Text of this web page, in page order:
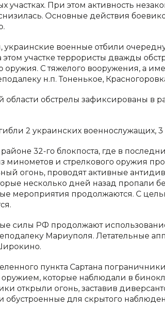
участках. При этом активность
Основные действия
украинские военные отбили
участке террористы дважды
оружия. С тяжелого вооружения, а
н.п. Тоненькое,
области обстрелы зафиксированы в
2 украинских военнослужащих,
32-го блокпоста, где в
минометов и стрелкового оружия
огонь, проводят активные
несколько дней назад пропали
мероприятия продолжаются. С
силы РФ продолжают
Мариуполя. Летательные
пункта Сартана
оружием, которые наблюдали в
открыли огонь, заставив
обустроенные для скрытого